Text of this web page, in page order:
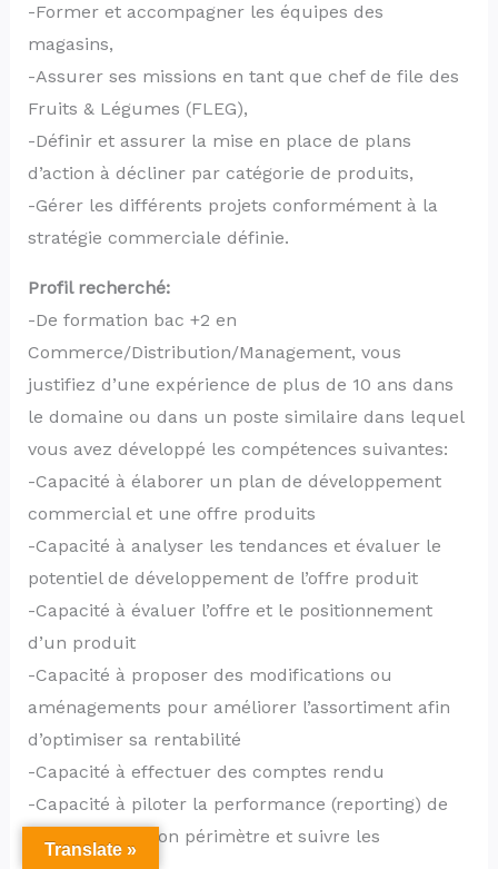
-Former et accompagner les équipes des
magasins,
-Assurer ses missions en tant que chef de file des
Fruits & Légumes (FLEG),
-Définir et assurer la mise en place de plans
d’action à décliner par catégorie de produits,
-Gérer les différents projets conformément à la
stratégie commerciale définie.
Profil recherché:
-De formation bac +2 en
Commerce/Distribution/Management, vous
justifiez d’une expérience de plus de 10 ans dans
le domaine ou dans un poste similaire dans lequel
vous avez développé les compétences suivantes:
-Capacité à élaborer un plan de développement
commercial et une offre produits
-Capacité à analyser les tendances et évaluer le
potentiel de développement de l’offre produit
-Capacité à évaluer l’offre et le positionnement
d’un produit
-Capacité à proposer des modifications ou
aménagements pour améliorer l’assortiment afin
d’optimiser sa rentabilité
-Capacité à effectuer des comptes rendu
-Capacité à piloter la performance (reporting) de
l’activité dans son périmètre et suivre les
Translate »